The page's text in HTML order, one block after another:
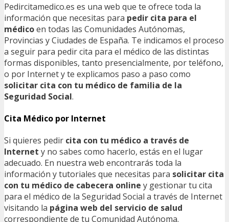
Pedircitamedico.es es una web que te ofrece toda la
información que necesitas para pedir cita para el
médicoen todas las Comunidades Autónomas,
Provincias y Ciudades de España. Te indicamos el proceso
a seguir para pedir cita para el médico de las distintas
formas disponibles, tanto presencialmente, por teléfono,
o por Internet y te explicamos paso a paso como
solicitar cita con tu médico de familia de la
Seguridad Social.
Cita Médico por Internet
Si quieres pedir cita con tu médico a través de
Internet y no sabes como hacerlo, estás en el lugar
adecuado. En nuestra web encontrarás toda la
información y tutoriales que necesitas para solicitar cita
con tu médico de cabecera online y gestionar tu cita
para el médico de la Seguridad Social a través de Internet
visitando la página web del servicio de salud
correspondiente de tu Comunidad Autónoma.